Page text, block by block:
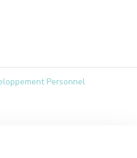
Personnel